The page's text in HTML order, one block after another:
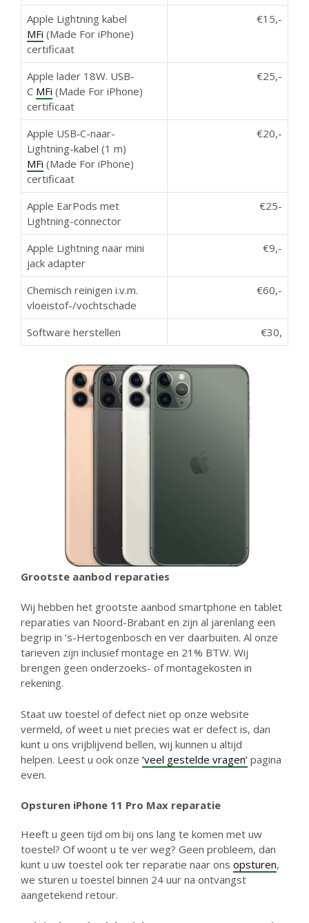
Apple Lightning kabel
MFi (Made For iPhone)
certificaat
€15,-
Apple lader 18W. USB-
C MFi (Made For iPhone)
certificaat
€25,-
Apple USB‑C-naar-
Lightning-kabel (1 m)
MFi (Made For iPhone)
certificaat
€20,-
Apple EarPods met
Lightning-connector
€25-
Apple Lightning naar mini
jack adapter
€9,-
Chemisch reinigen i.v.m.
vloeistof-/vochtschade
€60,-
Software herstellen €30,
Grootste aanbod reparaties
Wij hebben het grootste aanbod smartphone en tablet
reparaties van Noord-Brabant en zijn al jarenlang een
begrip in ‘s-Hertogenbosch en ver daarbuiten. Al onze
tarieven zijn inclusief montage en 21% BTW. Wij
brengen geen onderzoeks- of montagekosten in
rekening.
Staat uw toestel of defect niet op onze website
vermeld, of weet u niet precies wat er defect is, dan
kunt u ons vrijblijvend bellen, wij kunnen u altijd
helpen. Leest u ook onze ‘veel gestelde vragen’ pagina
even.
Opsturen iPhone 11 Pro Max reparatie
Heeft u geen tijd om bij ons lang te komen met uw
toestel? Of woont u te ver weg? Geen probleem, dan
kunt u uw toestel ook ter reparatie naar ons opsturen,
we sturen u toestel binnen 24 uur na ontvangst
aangetekend retour.